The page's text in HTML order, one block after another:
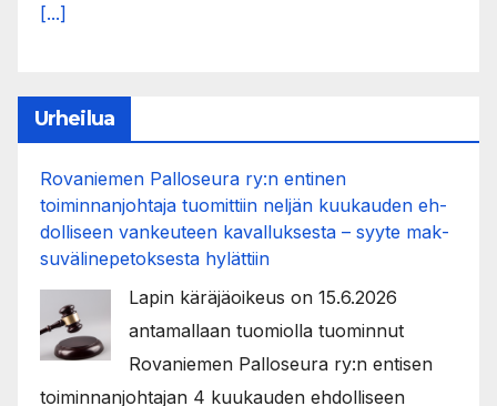
[...]
Urheilua
Rovaniemen Palloseura ry:n entinen
toiminnanjohtaja tuo­mit­tiin neljän kuu­kau­den eh­
dol­li­seen van­keu­teen ka­val­luk­ses­ta – syyte mak­
su­vä­li­ne­pe­tok­ses­ta hy­lät­tiin
Lapin käräjäoikeus on 15.6.2026
antamallaan tuomiolla tuominnut
Rovaniemen Palloseura ry:n entisen
toiminnanjohtajan 4 kuukauden ehdolliseen